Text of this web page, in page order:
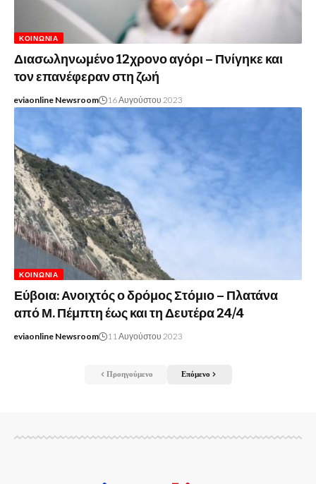
ΚΟΙΝΩΝΊΑ
Διασωληνωμένο 12χρονο αγόρι – Πνίγηκε και
τον επανέφεραν στη ζωή
eviaonline Newsroom 16 Αυγούστου 2023
ΚΟΙΝΩΝΊΑ
Εύβοια: Ανοιχτός ο δρόμος Στόμιο – Πλατάνα
από Μ. Πέμπτη έως και τη Δευτέρα 24/4
eviaonline Newsroom 11 Αυγούστου 2023
Προηγούμενο Επόμενο